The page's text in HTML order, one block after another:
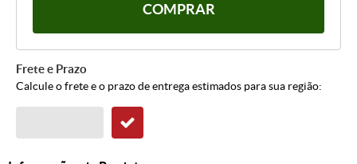
COMPRAR
Frete e Prazo
Calcule o frete e o prazo de entrega estimados para sua região: